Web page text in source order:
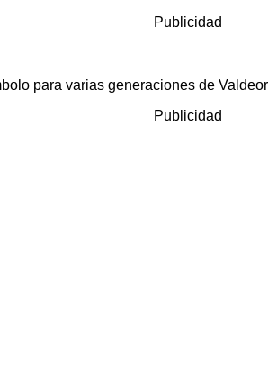
Publicidad
para varias generaciones de
Publicidad